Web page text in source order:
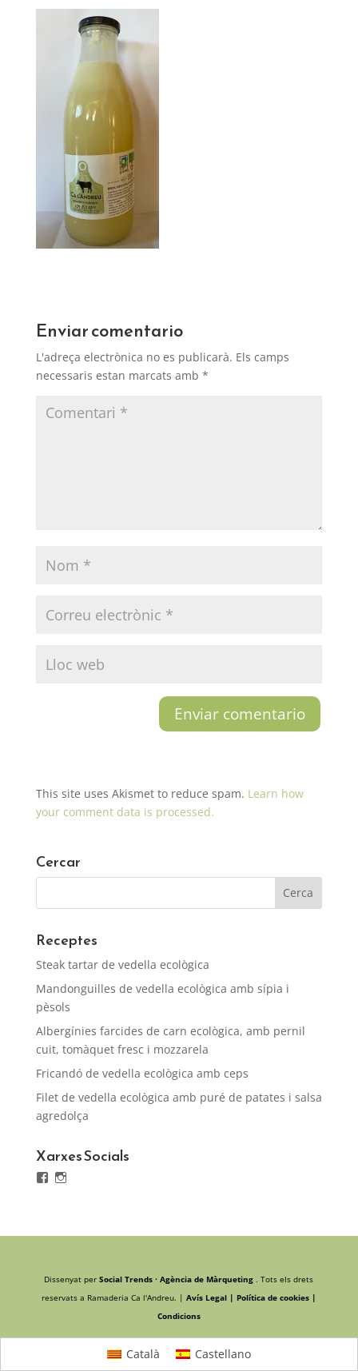
Enviar comentario
L'adreça electrònica no es publicarà. Els camps
necessaris estan marcats amb *
This site uses Akismet to reduce spam. Learn how
your comment data is processed.
Cercar
Receptes
Steak tartar de vedella ecològica
Mandonguilles de vedella ecològica amb sípia i
pèsols
Albergínies farcides de carn ecològica, amb pernil
cuit, tomàquet fresc i mozzarela
Fricandó de vedella ecològica amb ceps
Filet de vedella ecològica amb puré de patates i salsa
agredolça
Xarxes Socials
Facebook
Instagram
Dissenyat perSocial Trends · Agència de Màrqueting . Tots els drets
reservats a Ramaderia Ca l'Andreu. | Avís Legal | Política de cookies |
Condicions
Català Castellano